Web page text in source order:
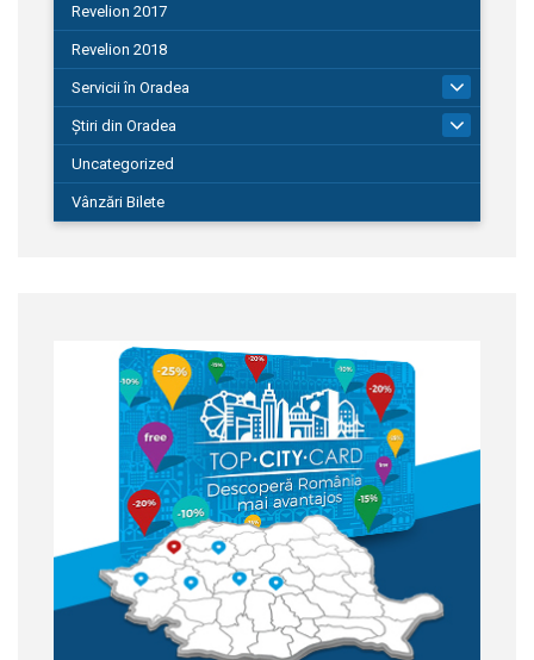
Revelion 2017
Revelion 2018
Servicii în Oradea
Știri din Oradea
Uncategorized
Vânzări Bilete